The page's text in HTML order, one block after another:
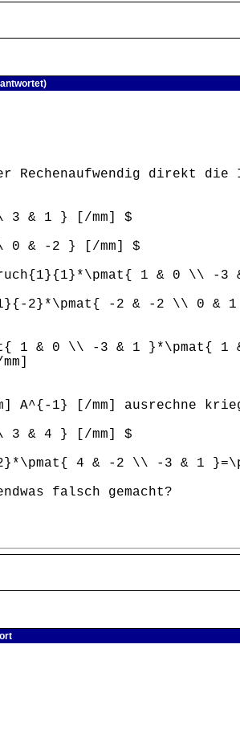
direkt die
3 & 1 } [/mm] $
0 & -2 } [/mm] $
1 & 0 \\ -
2}*\pmat{ -2 & -2 \\ 0 &
1 & 0 \\ -3 & 1 }*\pmat{
A^{-1} [/mm] ausrechne
3 & 4 } [/mm] $
2}*\pmat{ 4 & -2 \\ -3 & 1
falsch gemacht?